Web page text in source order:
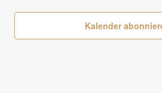
Kalender